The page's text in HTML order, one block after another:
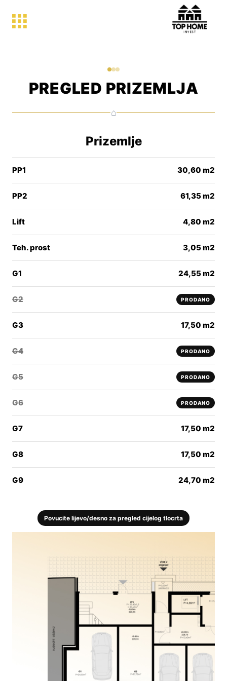
PREGLED PRIZEMLJA
⌂
Prizemlje
PP1 30,60 m2
PP2 61,35 m2
Lift 4,80 m2
Teh. prost 3,05 m2
G1 24,55 m2
G2 PRODANO
G3 17,50 m2
G4 PRODANO
G5 PRODANO
G6 PRODANO
G7 17,50 m2
G8 17,50 m2
G9 24,70 m2
Povucite lijevo/desno za pregled cijelog tlocrta